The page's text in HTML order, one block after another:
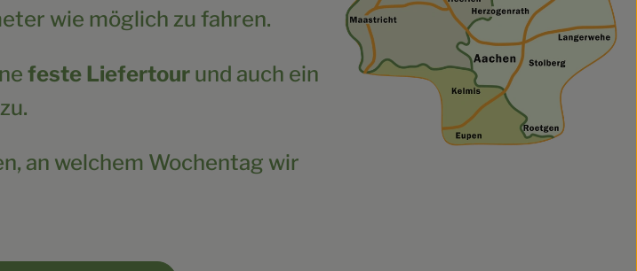
wie möglich zu fahren.
feste Liefertour und auch ein
zu.
an welchem Wochentag wir